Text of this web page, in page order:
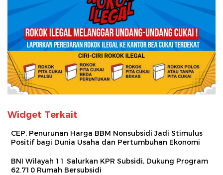
Widget Terkait
CEP: Penurunan Harga BBM Nonsubsidi Jadi Stimulus
Positif bagi Dunia Usaha dan Pertumbuhan Ekonomi
BNI Wilayah 11 Salurkan KPR Subsidi, Dukung Program
62.710 Rumah Bersubsidi